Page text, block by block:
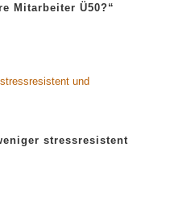
Mitarbeiter Ü50?“
stressresistent